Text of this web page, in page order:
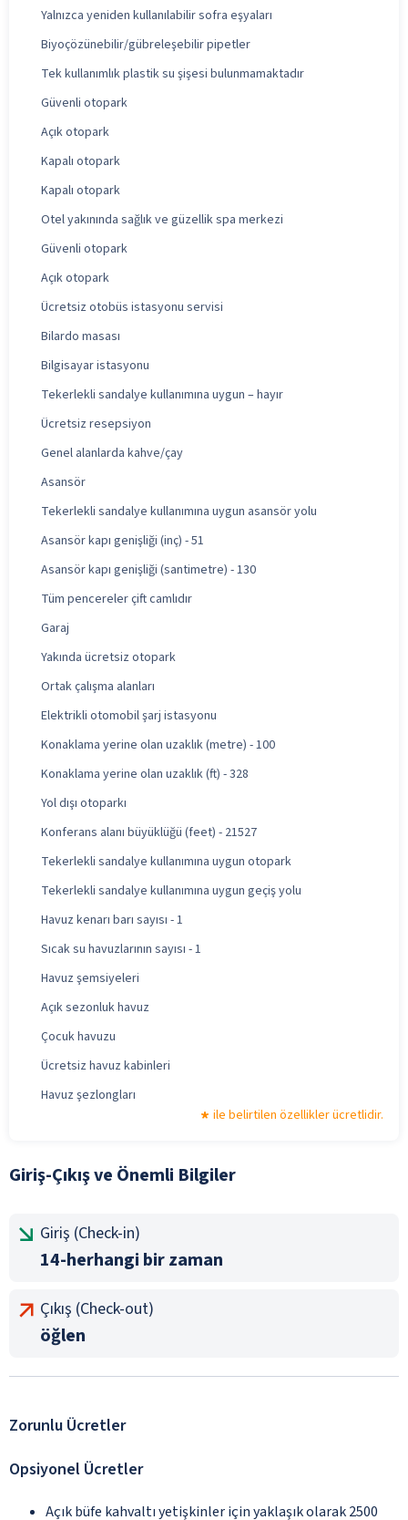
Yalnızca yeniden kullanılabilir sofra eşyaları
Biyoçözünebilir/gübreleşebilir pipetler
Tek kullanımlık plastik su şişesi bulunmamaktadır
Güvenli otopark
Açık otopark
Kapalı otopark
Kapalı otopark
Otel yakınında sağlık ve güzellik spa merkezi
Güvenli otopark
Açık otopark
Ücretsiz otobüs istasyonu servisi
Bilardo masası
Bilgisayar istasyonu
Tekerlekli sandalye kullanımına uygun – hayır
Ücretsiz resepsiyon
Genel alanlarda kahve/çay
Asansör
Tekerlekli sandalye kullanımına uygun asansör yolu
Asansör kapı genişliği (inç) - 51
Asansör kapı genişliği (santimetre) - 130
Tüm pencereler çift camlıdır
Garaj
Yakında ücretsiz otopark
Ortak çalışma alanları
Elektrikli otomobil şarj istasyonu
Konaklama yerine olan uzaklık (metre) - 100
Konaklama yerine olan uzaklık (ft) - 328
Yol dışı otoparkı
Konferans alanı büyüklüğü (feet) - 21527
Tekerlekli sandalye kullanımına uygun otopark
Tekerlekli sandalye kullanımına uygun geçiş yolu
Havuz kenarı barı sayısı - 1
Sıcak su havuzlarının sayısı - 1
Havuz şemsiyeleri
Açık sezonluk havuz
Çocuk havuzu
Ücretsiz havuz kabinleri
Havuz şezlongları
ile belirtilen özellikler ücretlidir.
Giriş-Çıkış ve Önemli Bilgiler
Giriş (Check-in)
14-herhangi bir zaman
Çıkış (Check-out)
öğlen
Zorunlu Ücretler
Opsiyonel Ücretler
Açık büfe kahvaltı yetişkinler için yaklaşık olarak 2500